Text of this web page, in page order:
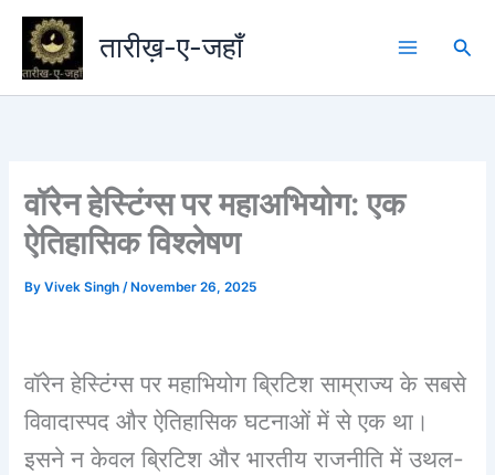
Skip
content
तारीख़-ए-जहाँ
वॉरेन हेस्टिंग्स पर महाअभियोग: एक
ऐतिहासिक विश्लेषण
ByVivek Singh/ November 26, 2025
वॉरेन हेस्टिंग्स पर महाभियोग ब्रिटिश साम्राज्य के सबसे
विवादास्पद और ऐतिहासिक घटनाओं में से एक था।
इसने न केवल ब्रिटिश और भारतीय राजनीति में उथल-